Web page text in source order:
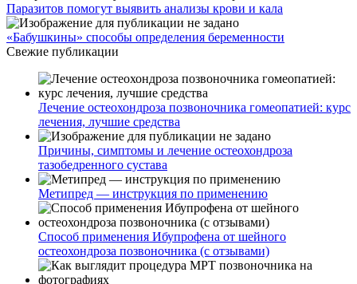
Паразитов помогут выявить анализы крови и кала
«Бабушкины» способы определения беременности
Свежие публикации
Лечение остеохондроза позвоночника гомеопатией: курс
лечения, лучшие средства
Причины, симптомы и лечение остеохондроза
тазобедренного сустава
Метипред — инструкция по применению
Способ применения Ибупрофена от шейного
остеохондроза позвоночника (с отзывами)